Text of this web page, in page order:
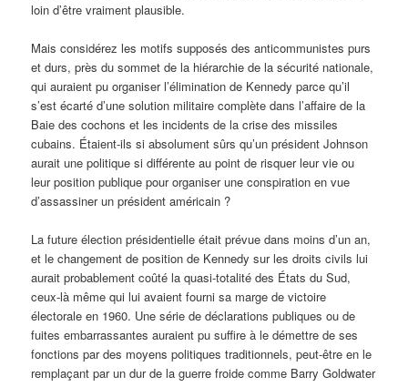
loin d’être vraiment plausible.
Mais considérez les motifs supposés des anticommunistes purs
et durs, près du sommet de la hiérarchie de la sécurité nationale,
qui auraient pu organiser l’élimination de Kennedy parce qu’il
s’est écarté d’une solution militaire complète dans l’affaire de la
Baie des cochons et les incidents de la crise des missiles
cubains. Étaient-ils si absolument sûrs qu’un président Johnson
aurait une politique si différente au point de risquer leur vie ou
leur position publique pour organiser une conspiration en vue
d’assassiner un président américain ?
La future élection présidentielle était prévue dans moins d’un an,
et le changement de position de Kennedy sur les droits civils lui
aurait probablement coûté la quasi-totalité des États du Sud,
ceux-là même qui lui avaient fourni sa marge de victoire
électorale en 1960. Une série de déclarations publiques ou de
fuites embarrassantes auraient pu suffire à le démettre de ses
fonctions par des moyens politiques traditionnels, peut-être en le
remplaçant par un dur de la guerre froide comme Barry Goldwater